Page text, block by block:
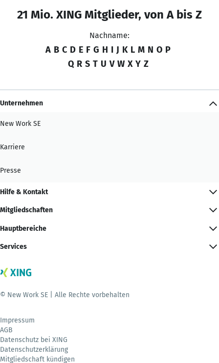
21 Mio. XING Mitglieder, von A bis Z
Nachname:
A B C D E F G H I J K L M N O P
Q R S T U V W X Y Z
Unternehmen
New Work SE
Karriere
Presse
Hilfe & Kontakt
Mitgliedschaften
Hauptbereiche
Services
© New Work SE | Alle Rechte vorbehalten
Impressum
AGB
Datenschutz bei XING
Datenschutzerklärung
Mitgliedschaft kündigen